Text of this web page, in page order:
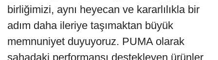
birliğimizi, aynı heyecan ve kararlılıkla bir
adım daha ileriye taşımaktan büyük
memnuniyet duyuyoruz. PUMA olarak
sahadaki performansı destekleyen ürünler